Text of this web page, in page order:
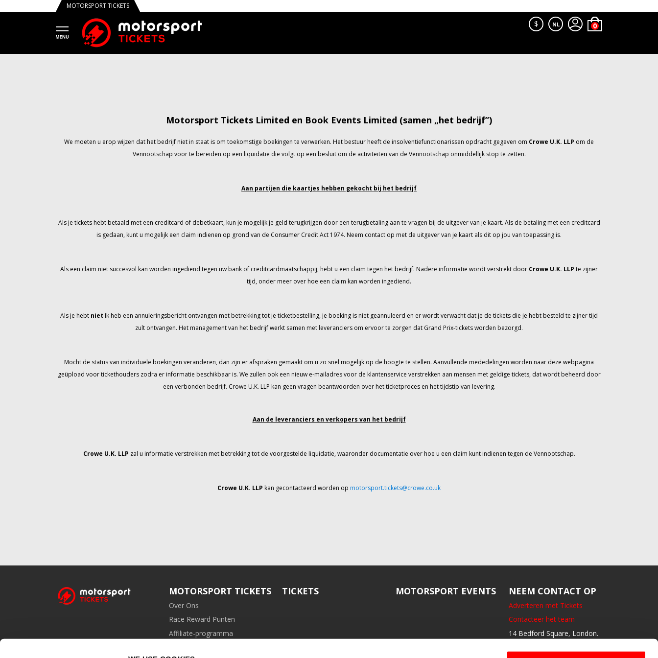
MOTORSPORT TICKETS
$ NL
Motorsport Tickets Limited en Book Events Limited (samen „het bedrijf”)
We moeten u erop wijzen dat het bedrijf niet in staat is om toekomstige boekingen te verwerken. Het bestuur heeft de insolventiefunctionarissen opdracht gegeven om Crowe U.K. LLP om de
Vennootschap voor te bereiden op een liquidatie die volgt op een besluit om de activiteiten van de Vennootschap onmiddellijk stop te zetten.
Aan partijen die kaartjes hebben gekocht bij het bedrijf
Als je tickets hebt betaald met een creditcard of debetkaart, kun je mogelijk je geld terugkrijgen door een terugbetaling aan te vragen bij de uitgever van je kaart. Als de betaling met een creditcard
is gedaan, kunt u mogelijk een claim indienen op grond van de Consumer Credit Act 1974. Neem contact op met de uitgever van je kaart als dit op jou van toepassing is.
Als een claim niet succesvol kan worden ingediend tegen uw bank of creditcardmaatschappij, hebt u een claim tegen het bedrijf. Nadere informatie wordt verstrekt door Crowe U.K. LLP te zijner
tijd, onder meer over hoe een claim kan worden ingediend.
Als je hebt niet Ik heb een annuleringsbericht ontvangen met betrekking tot je ticketbestelling, je boeking is niet geannuleerd en er wordt verwacht dat je de tickets die je hebt besteld te zijner tijd
zult ontvangen. Het management van het bedrijf werkt samen met leveranciers om ervoor te zorgen dat Grand Prix-tickets worden bezorgd.
Mocht de status van individuele boekingen veranderen, dan zijn er afspraken gemaakt om u zo snel mogelijk op de hoogte te stellen. Aanvullende mededelingen worden naar deze webpagina
geüpload voor tickethouders zodra er informatie beschikbaar is. We zullen ook een nieuw e-mailadres voor de klantenservice verstrekken aan mensen met geldige tickets, dat wordt beheerd door
een verbonden bedrijf. Crowe U.K. LLP kan geen vragen beantwoorden over het ticketproces en het tijdstip van levering.
Aan de leveranciers en verkopers van het bedrijf
Crowe U.K. LLP zal u informatie verstrekken met betrekking tot de voorgestelde liquidatie, waaronder documentatie over hoe u een claim kunt indienen tegen de Vennootschap.
Crowe U.K. LLP kan gecontacteerd worden op motorsport.tickets@crowe.co.uk
MOTORSPORT TICKETS
Over Ons
Race Reward Punten
Affiliate-programma
TICKETS MOTORSPORT EVENTS NEEM CONTACT OP
Adverteren met Tickets
Contacteer het team
14 Bedford Square, London.
GB- WC1B3JA